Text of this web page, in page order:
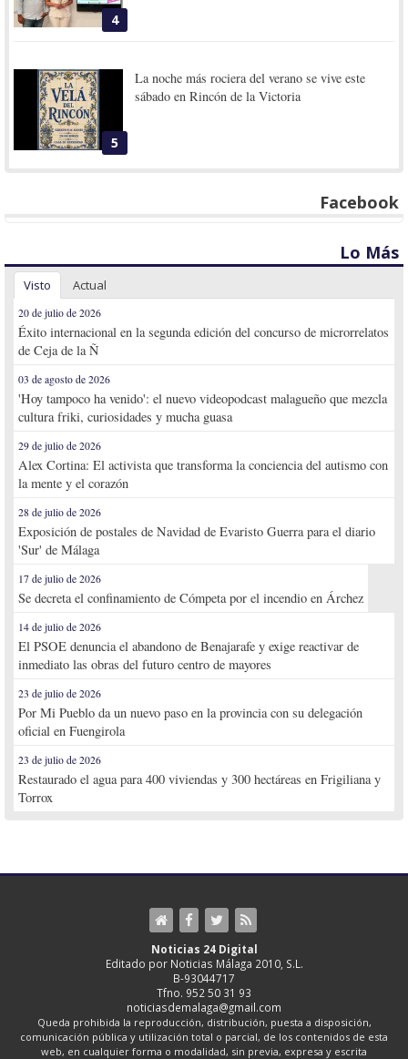
4
5
La noche más rociera del verano se vive este
sábado en Rincón de la Victoria
Facebook
Lo Más
Visto Actual
20 de julio de 2026
Éxito internacional en la segunda edición del concurso de microrrelatos
de Ceja de la Ñ
03 de agosto de 2026
'Hoy tampoco ha venido': el nuevo videopodcast malagueño que mezcla
cultura friki, curiosidades y mucha guasa
29 de julio de 2026
Alex Cortina: El activista que transforma la conciencia del autismo con
la mente y el corazón
28 de julio de 2026
Exposición de postales de Navidad de Evaristo Guerra para el diario
'Sur' de Málaga
17 de julio de 2026
Se decreta el confinamiento de Cómpeta por el incendio en Árchez
14 de julio de 2026
El PSOE denuncia el abandono de Benajarafe y exige reactivar de
inmediato las obras del futuro centro de mayores
23 de julio de 2026
Por Mi Pueblo da un nuevo paso en la provincia con su delegación
oficial en Fuengirola
23 de julio de 2026
Restaurado el agua para 400 viviendas y 300 hectáreas en Frigiliana y
Torrox
Noticias 24 Digital
Editado por Noticias Málaga 2010, S.L.
B-93044717
Tfno. 952 50 31 93
noticiasdemalaga@gmail.com
Queda prohibida la reproducción, distribución, puesta a disposición,
comunicación pública y utilización total o parcial, de los contenidos de esta
web, en cualquier forma o modalidad, sin previa, expresa y escrita